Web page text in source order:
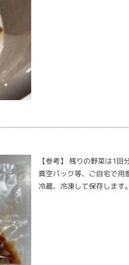
【参考】 残りの野菜は1
真空パック等、ご自宅で用
冷蔵、冷凍して保存します。